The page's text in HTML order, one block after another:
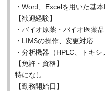
・Word、Excelを用いた基
【歓迎経験】
・バイオ原薬・バイオ医薬
・LIMSの操作、変更対応
・分析機器（HPLC、トキ
【免許・資格】
特になし
【勤務開始日】